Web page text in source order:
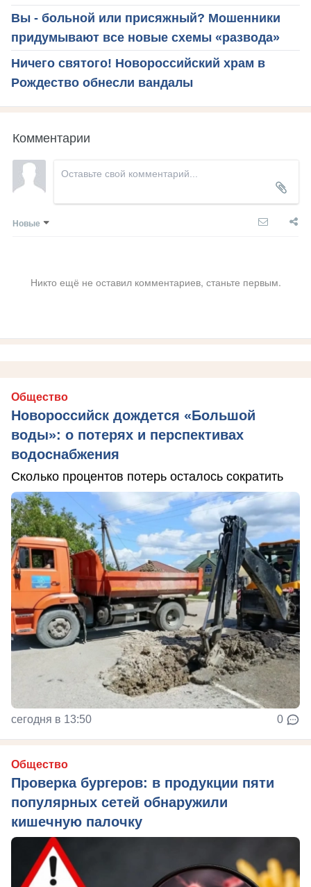
Вы - больной или присяжный? Мошенники
придумывают все новые схемы «развода»
Ничего святого! Новороссийский храм в
Рождество обнесли вандалы
Комментарии
Новые
Никто ещё не оставил комментариев, станьте первым.
Общество
Новороссийск дождется «Большой
воды»: о потерях и перспективах
водоснабжения
Сколько процентов потерь осталось сократить
сегодня в 13:50 0
Общество
Проверка бургеров: в продукции пяти
популярных сетей обнаружили
кишечную палочку